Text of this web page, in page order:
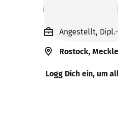
Olaf Levien
Angestellt,
Rostock,
Logg Dich ein, um